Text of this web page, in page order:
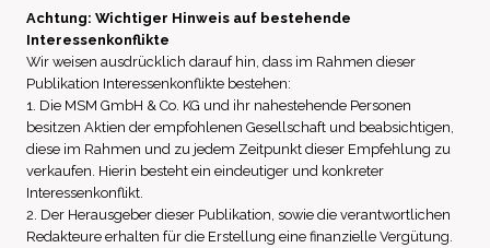
Achtung: Wichtiger Hinweis auf bestehende
Interessenkonflikte
Wir weisen ausdrücklich darauf hin, dass im Rahmen dieser
Publikation Interessenkonflikte bestehen:
1. Die MSM GmbH & Co. KG und ihr nahestehende Personen
besitzen Aktien der empfohlenen Gesellschaft und beabsichtigen,
diese im Rahmen und zu jedem Zeitpunkt dieser Empfehlung zu
verkaufen. Hierin besteht ein eindeutiger und konkreter
Interessenkonflikt.
2. Der Herausgeber dieser Publikation, sowie die verantwortlichen
Redakteure erhalten für die Erstellung eine finanzielle Vergütung.